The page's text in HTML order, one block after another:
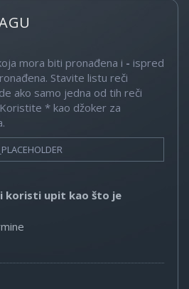
mora biti pronađena i - ispred
Stavite listu reči
ako samo jedna od tih reči
* kao džoker za
koristi upit kao što je